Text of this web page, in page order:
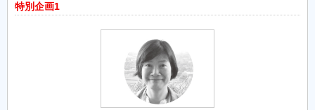
特別企画1